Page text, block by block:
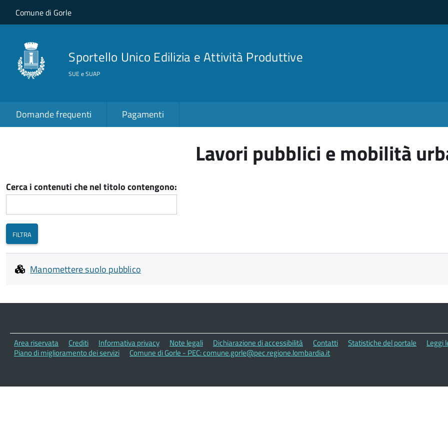
Salta al contenuto principale
Skip to site navigation
Comune di Gorle
Sportello Unico Edilizia e Attività Produttive
SUE e SUAP
Domande frequenti Pagamenti
Lavori pubblici e mobilità
Cerca i contenuti che nel titolo contengono:
Manomettere suolo pubblico
Area riservata Crediti Informativa privacy Note legali Dichiarazione di accessibilità Contatti Statistiche del portale Leggi
Piano di miglioramento dei servizi
Comune di Gorle - PEC: comune.gorle@pec.regione.lombardia.it